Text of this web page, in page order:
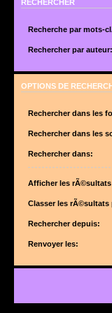
RECHERCHER
Recherche par mots-
suite de mots
Utilisez un * comme
Rechercher par auteur:
OPTIONS DE
Rechercher dans les
forums sont
Rechercher dans les
Rechercher dans:
Afficher les
Classer les rÃ©sultats
Rechercher depuis:
Renvoyer les: